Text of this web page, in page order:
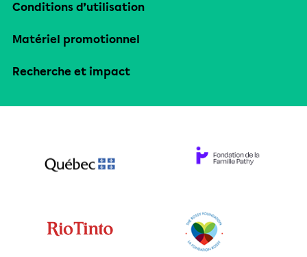
Conditions d’utilisation
Matériel promotionnel
Recherche et impact